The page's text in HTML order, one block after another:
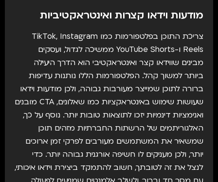
מודעות וידאו קצרות ואינטראקטיביות
צריכת התוכן בפלטפורמות כמו TikTok, Instagram
Reels ו-YouTube Shorts ממשיכה לגדול, ועסקים
מבינים שווידאו קצר ואינטראקטיבי הוא הדרך היעילה
ביותר למשוך קהל. הפלטפורמות הללו נותנות עדיפות
ברורה לתוכן שמייצר מעורבות גבוהה, ולכן מודעות וידאו
שעושות שימוש באינטראקציות כמו שאלונים, CTA מובנים
ואנימציות דינמיות יזכו לתוצאות טובות יותר. נוסף על כך,
האלגוריתמים של הרשתות החברתיות מזהים תוכן
שמשאיר את המשתמשים מעורבים לפרקי זמן ארוכים
יותר, ולכן מעניקים לו חשיפה אורגנית גבוהה יותר. כדי
לנצל את זה לטובתך, חשוב להתמקד ביצירת וידאו איכותי,